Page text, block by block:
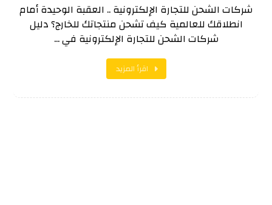
شركات الشحن للتجارة الإلكترونية .. العقبة الوحيدة أمام
انطلاقك للعالمية كيف تشحن منتجاتك للخارج؟ دليل
شركات الشحن للتجارة الإلكترونية في ...
اقرأ المزيد